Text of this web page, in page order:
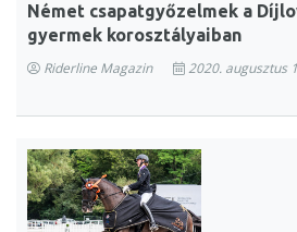
Német csapatgyőzelmek a
gyermek korosztályaiban
Riderline Magazin 2020. augusztus